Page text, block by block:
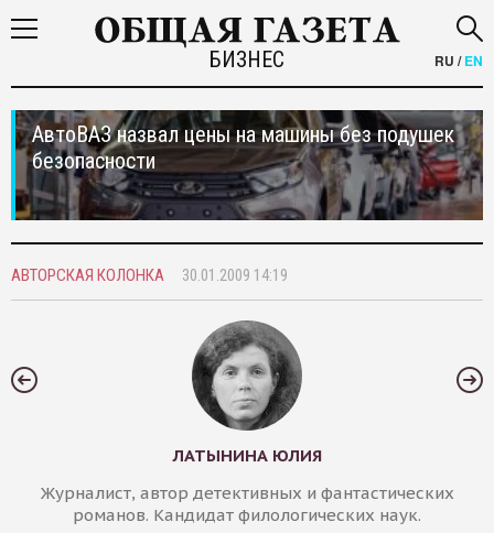
БИЗНЕС RU /EN
АвтоВАЗ назвал цены на машины без подушек
безопасности
АВТОРСКАЯ КОЛОНКА 30.01.2009 14:19
ЛАТЫНИНА ЮЛИЯ
Журналист, автор детективных и фантастических
романов. Кандидат филологических наук.